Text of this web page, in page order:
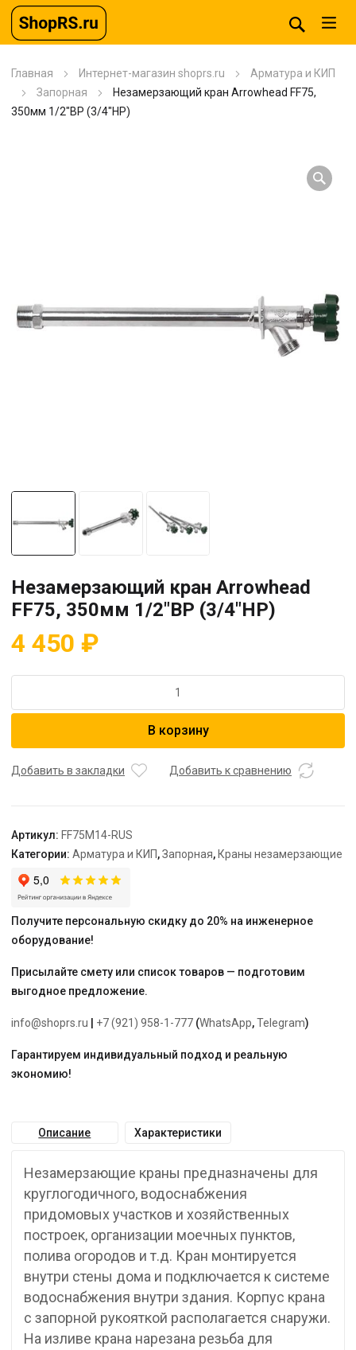
Главная Интернет-магазин shoprs.ru
Арматура и КИП
Запорная
Незамерзающий кран Arrowhead FF75,
350мм 1/2″ВР (3/4″НР)
Незамерзающий кран Arrowhead
FF75, 350мм 1/2″ВР (3/4″НР)
4 450 ₽
Незамерзающий
FF75,
В корзину
Добавить в закладки Добавить к сравнению
Артикул: FF75M14-RUS
Категории: Арматура и КИП,Запорная, Краны незамерзающие
Получите персональную скидку до 20% на инженерное
оборудование!
Присылайте смету или список товаров — подготовим
выгодное предложение.
info@shoprs.ru +7 (921) 958-1-777 (WhatsApp,Telegram)
Гарантируем индивидуальный подход и реальную
экономию!
Описание Характеристики
Незамерзающие краны предназначены для
круглогодичного, водоснабжения
придомовых участков и хозяйственных
построек, организации моечных пунктов,
полива огородов и т.д. Кран монтируется
внутри стены дома и подключается к системе
водоснабжения внутри здания. Корпус крана
с запорной рукояткой располагается снаружи.
На изливе крана нарезана резьба для